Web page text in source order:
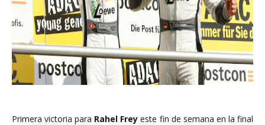
Primera victoria para Rahel Frey este fin de semana en la final